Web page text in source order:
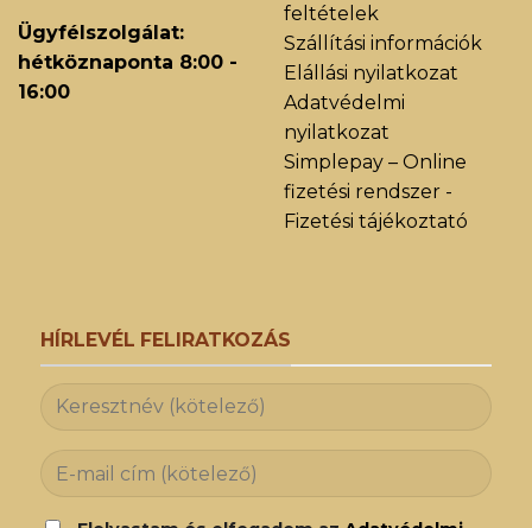
Ügyfélszolgálat:
hétköznaponta 8:00 -
16:00
feltételek
Szállítási információk
Elállási nyilatkozat
Adatvédelmi
nyilatkozat
Simplepay – Online
fizetési rendszer -
Fizetési tájékoztató
HÍRLEVÉL FELIRATKOZÁS